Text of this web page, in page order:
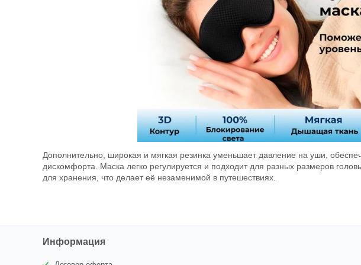
Дополнительно, широкая и мягкая резинка уменьшает давление на уши,
дискомфорта. Маска легко регулируется и подходит для разных размеров
для хранения, что делает её незаменимой в путешествиях.
Информация